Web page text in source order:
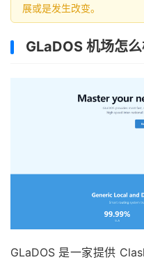
展或是发生改变。
GLaDOS 机场怎
GLaDOS 是一家提供